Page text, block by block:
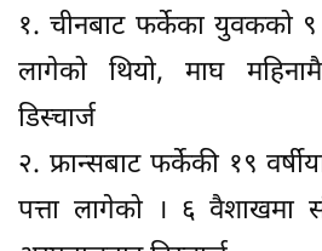
१. चीनबाट फर्केका युवकको ९
लागेको थियो, माघ
डिस्चार्ज
२. फ्रान्सबाट फर्केकी १९
पत्ता लागेको । ६